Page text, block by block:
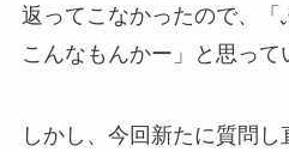
返ってこなかったので、「
こんなもんかー」と思って
しかし、今回新たに質問